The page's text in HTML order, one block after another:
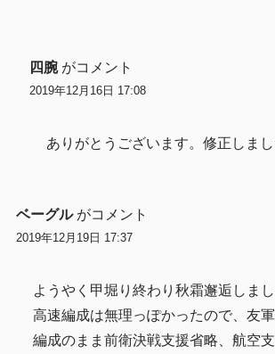
四腕 がコメント
2019年12月16日 17:08
ありがとうございます。修正しま
ベーグル がコメント
2019年12月19日 17:37
ようやく甲堀り終わり秋霜邂逅しまし
高速編成は無理っぽかったので、友
編成のまま前衛決戦支援省略、航空